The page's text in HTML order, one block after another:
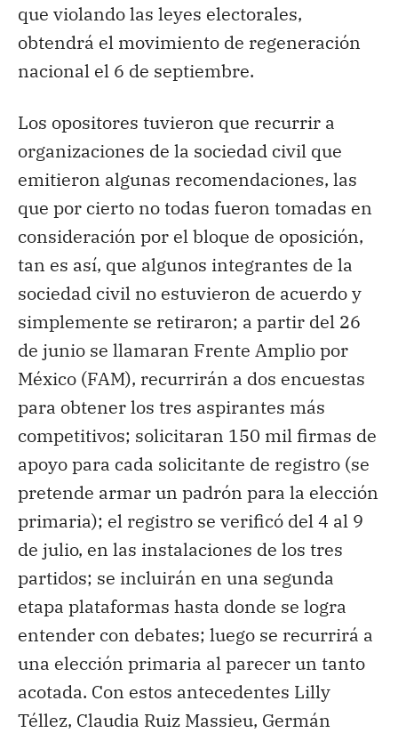
que violando las leyes electorales,
obtendrá el movimiento de regeneración
nacional el 6 de septiembre.
Los opositores tuvieron que recurrir a
organizaciones de la sociedad civil que
emitieron algunas recomendaciones, las
que por cierto no todas fueron tomadas en
consideración por el bloque de oposición,
tan es así, que algunos integrantes de la
sociedad civil no estuvieron de acuerdo y
simplemente se retiraron; a partir del 26
de junio se llamaran Frente Amplio por
México (FAM), recurrirán a dos encuestas
para obtener los tres aspirantes más
competitivos; solicitaran 150 mil firmas de
apoyo para cada solicitante de registro (se
pretende armar un padrón para la elección
primaria); el registro se verificó del 4 al 9
de julio, en las instalaciones de los tres
partidos; se incluirán en una segunda
etapa plataformas hasta donde se logra
entender con debates; luego se recurrirá a
una elección primaria al parecer un tanto
acotada. Con estos antecedentes Lilly
Téllez, Claudia Ruiz Massieu, Germán